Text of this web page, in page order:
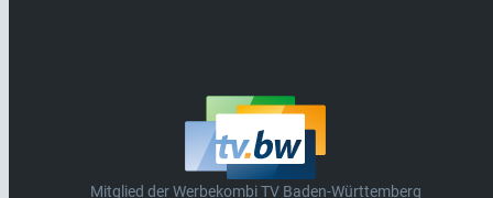
Mitglied der Werbekombi TV Baden-Württemberg